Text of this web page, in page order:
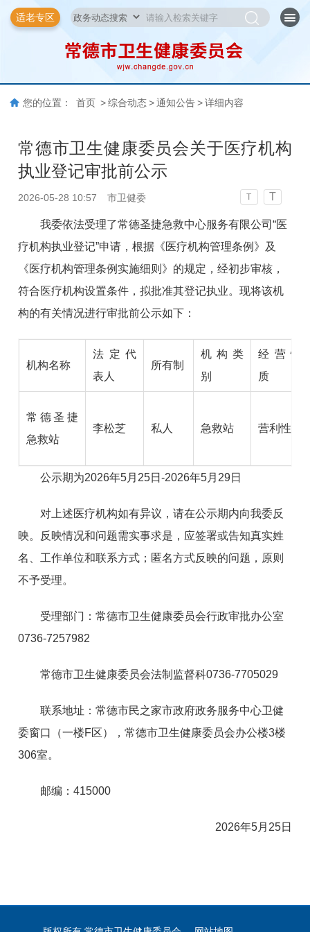
适老专区
您的位置： 首页 > 综合动态 > 通知公告 > 详细内容
常德市卫生健康委员会关于医疗机构
执业登记审批前公示
2026-05-28 10:57 市卫健委 T T
我委依法受理了常德圣捷急救中心服务有限公司“医
疗机构执业登记”申请，根据《医疗机构管理条例》及
《医疗机构管理条例实施细则》的规定，经初步审核，
符合医疗机构设置条件，拟批准其登记执业。现将该机
构的有关情况进行审批前公示如下：
机构名称
法定代
表人
所有制
机构类
别
经营性
质
常德圣捷
急救站
李松芝 私人 急救站 营利性
公示期为2026年5月25日-2026年5月29日
对上述医疗机构如有异议，请在公示期内向我委反
映。反映情况和问题需实事求是，应签署或告知真实姓
名、工作单位和联系方式；匿名方式反映的问题，原则
不予受理。
受理部门：常德市卫生健康委员会行政审批办公室
0736-7257982
常德市卫生健康委员会法制监督科0736-7705029
联系地址：常德市民之家市政府政务服务中心卫健
委窗口（一楼F区），常德市卫生健康委员会办公楼3楼
306室。
邮编：415000
2026年5月25日